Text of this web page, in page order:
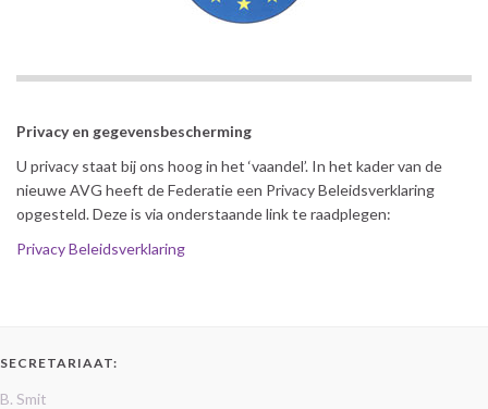
Privacy en gegevensbescherming
U privacy staat bij ons hoog in het ‘vaandel’. In het kader van de
nieuwe AVG heeft de Federatie een Privacy Beleidsverklaring
opgesteld. Deze is via onderstaande link te raadplegen:
Privacy Beleidsverklaring
SECRETARIAAT:
B. Smit